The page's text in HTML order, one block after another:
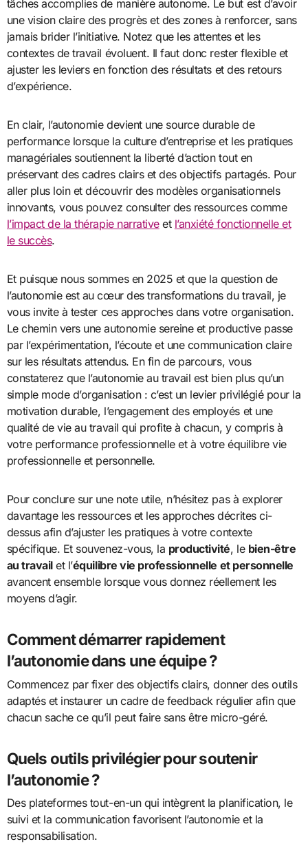
tâches accomplies de manière autonome. Le but est d’avoir
une vision claire des progrès et des zones à renforcer, sans
jamais brider l’initiative. Notez que les attentes et les
contextes de travail évoluent. Il faut donc rester flexible et
ajuster les leviers en fonction des résultats et des retours
d’expérience.
En clair, l’autonomie devient une source durable de
performance lorsque la culture d’entreprise et les pratiques
managériales soutiennent la liberté d’action tout en
préservant des cadres clairs et des objectifs partagés. Pour
aller plus loin et découvrir des modèles organisationnels
innovants, vous pouvez consulter des ressources comme
l’impact de la thérapie narrativeet l’anxiété fonctionnelle et
le succès.
Et puisque nous sommes en 2025 et que la question de
l’autonomie est au cœur des transformations du travail, je
vous invite à tester ces approches dans votre organisation.
Le chemin vers une autonomie sereine et productive passe
par l’expérimentation, l’écoute et une communication claire
sur les résultats attendus. En fin de parcours, vous
constaterez que l’autonomie au travail est bien plus qu’un
simple mode d’organisation : c’est un levier privilégié pour la
motivation durable, l’engagement des employés et une
qualité de vie au travail qui profite à chacun, y compris à
votre performance professionnelle et à votre équilibre vie
professionnelle et personnelle.
Pour conclure sur une note utile, n’hésitez pas à explorer
davantage les ressources et les approches décrites ci-
dessus afin d’ajuster les pratiques à votre contexte
spécifique. Et souvenez-vous, la productivité, le bien-être
au travailet l’équilibre vie professionnelle et personnelle
avancent ensemble lorsque vous donnez réellement les
moyens d’agir.
Comment démarrer rapidement
l’autonomie dans une équipe ?
Commencez par fixer des objectifs clairs, donner des outils
adaptés et instaurer un cadre de feedback régulier afin que
chacun sache ce qu’il peut faire sans être micro-géré.
Quels outils privilégier pour soutenir
l’autonomie ?
Des plateformes tout-en-un qui intègrent la planification, le
suivi et la communication favorisent l’autonomie et la
responsabilisation.